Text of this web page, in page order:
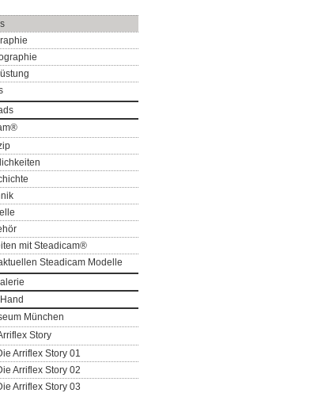
mit Steadicam®
Steadicam Modelle
München
Story
Arriflex Story 01
Arriflex Story 02
Arriflex Story 03